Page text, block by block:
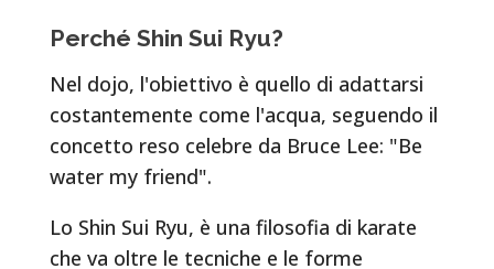
Perché Shin Sui Ryu?
Nel dojo, l'obiettivo è quello di adattarsi
costantemente come l'acqua, seguendo il
concetto reso celebre da Bruce Lee: "Be
water my friend".
Lo Shin Sui Ryu, è una filosofia di karate
che va oltre le tecniche e le forme